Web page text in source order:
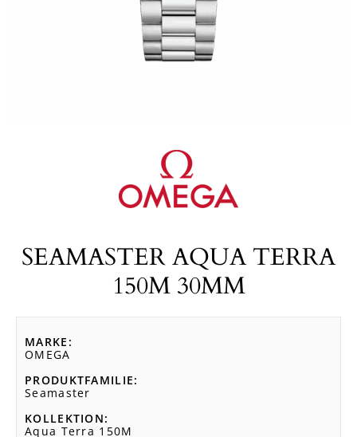
SEAMASTER AQUA TERRA
150M 30MM
MARKE
OMEGA
PRODUKTFAMILIE
Seamaster
KOLLEKTION
Aqua Terra 150M